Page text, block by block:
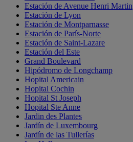
Estación de Avenue Henri Martin
Estación de Lyon
Estación de Montparnasse
Estación de París-Norte
Estación de Saint-Lazare
Estación del Este
Grand Boulevard
Hipódromo de Longchamp
Hopital Americain
Hopital Cochin
Hopital St Joseph
Hopital Ste Anne
Jardin des Plantes
Jardín de Luxembourg
Jardín de las Tullerías